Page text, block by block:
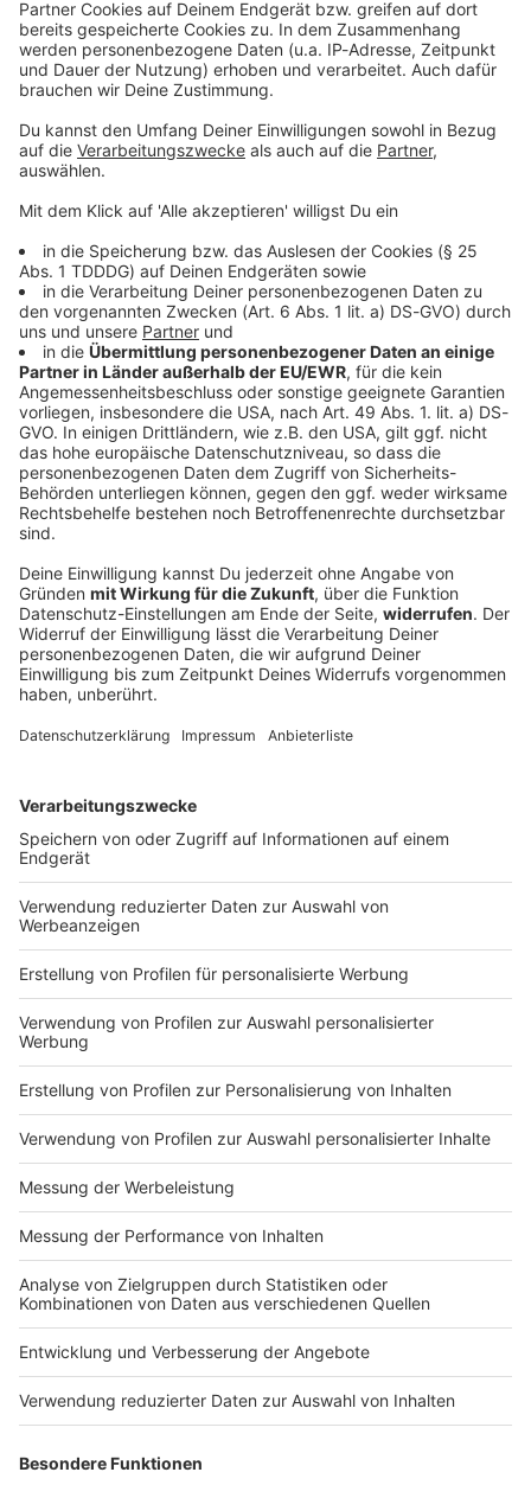
Brian Setzer: Unser Porträt über den "Really
Rockabilly"
Mit seinen Stray Cats hat er den Rockabilly
wiederbelebt - heute wird er runde 60 Jahre alt: Wir
feiern Brian Setzer!
Stars & Bands
Jerry Lee Lewis: 10 Fakten über den
Teufelspianisten
Jerry Lee Lewis wäre heute 89 Jahre alt geworden. Was
andere aus ihren E-Gitarren herausholten, entlockte
Jerry dem Klavier. Mit seinem aggressiven Stil wurde er
zu einer Rock and Roll-Ikone. Wir ehren den
Teufelspianisten mit zehn spannenden Fakten!
Rockfakten
Happy Birthday: 5 Fakten über den "King of
Rockabilly"
Mit Songs wie "Blue Suede Shoes" und "Honey Don't"
gilt er als Begründer des Rockabilly - heute wäre Carl
Perkins 89 Jahre alt geworden - wir wollen ihn
hochleben lassen!
Rockfakten